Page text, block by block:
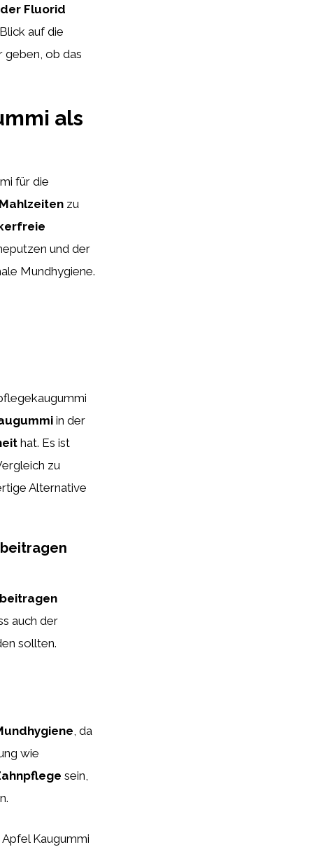
Fluorid
auf die
geben, ob das
als
für die
zu
und der
Mundhygiene.
in der
hat. Es ist
zu
Alternative
auch der
sollten.
, da
wie
sein,
Kaugummi